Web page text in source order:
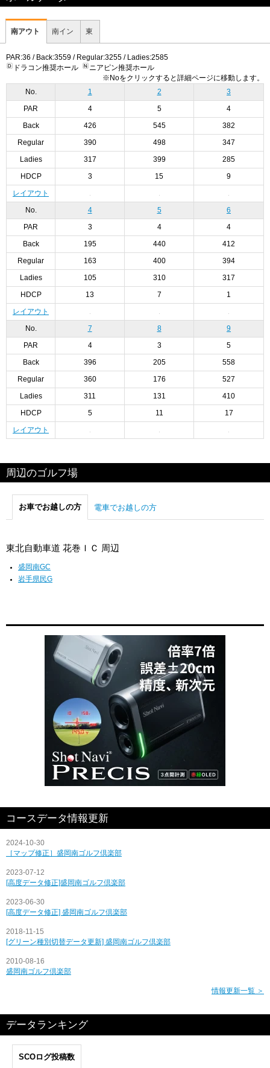
南アウト 南イン 東
PAR:36 / Back:3559 / Regular:3255 / Ladies:2585
ドラコン推奨ホール
ニアピン推奨ホール
※Noをクリックすると詳細ページに移動します。
No.
1 2 3
PAR 4 5 4
Back 426 545 382
Regular 390 498 347
Ladies 317 399 285
HDCP 3 15 9
レイアウト
No. 4 5 6
PAR 3 4 4
Back 195 440 412
Regular 163 400 394
Ladies 105 310 317
HDCP 13 7 1
レイアウト
No. 7 8 9
PAR 4 3 5
Back 396 205 558
Regular 360 176 527
Ladies 311 131 410
HDCP 5 11 17
レイアウト
周辺のゴルフ場
お車でお越しの方 電車でお越しの方
東北自動車道 花巻ＩＣ 周辺
盛岡南GC
岩手県民G
コースデータ情報更新
2024-10-30
［マップ修正］盛岡南ゴルフ倶楽部
2023-07-12
[高度データ修正]盛岡南ゴルフ倶楽部
2023-06-30
[高度データ修正] 盛岡南ゴルフ倶楽部
2018-11-15
[グリーン種別切替データ更新] 盛岡南ゴルフ倶楽部
2010-08-16
盛岡南ゴルフ倶楽部
情報更新一覧 ＞
データランキング
SCOログ投稿数